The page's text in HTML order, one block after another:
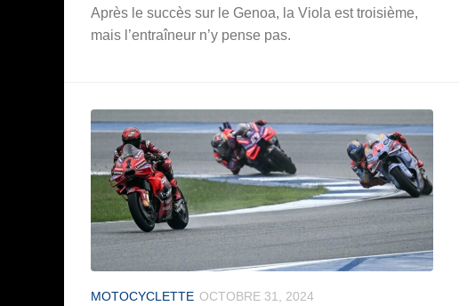
Après le succès sur le Genoa, la Viola est troisième,
mais l’entraîneur n’y pense pas.
MOTOCYCLETTE OCTOBRE 31, 2024